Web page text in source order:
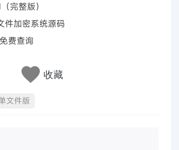
完整版）
件加密系统源码
费查询
收藏
文件版